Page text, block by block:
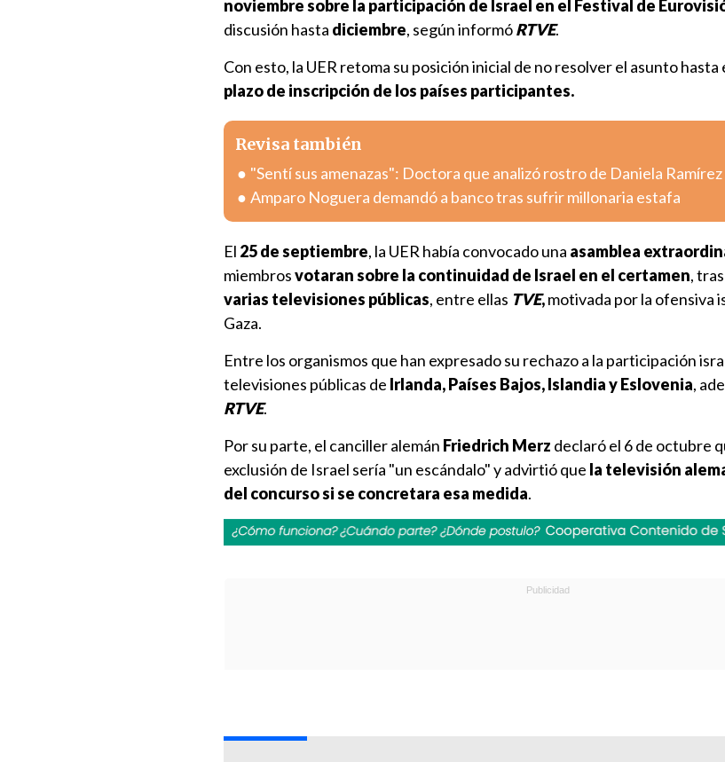
noviembre sobre la participación de Israel en el Festival de
discusión hasta diciembre, según informóRTVE.
Con esto, la UER retoma su posición inicial de no resolver el asunto hasta
plazo de inscripción de los países participantes.
Revisa también
"Sentí sus amenazas": Doctora que analizó rostro de Daniela
Amparo Noguera demandó a banco tras sufrir millonaria estafa
El 25 de septiembre, la UER había convocado una asamblea
miembrosvotaran sobre la continuidad de Israel en el certamen,
varias televisiones públicas, entre ellas TVE,motivada por la ofensiva
Gaza.
Entre los organismos que han expresado su rechazo a la participación
televisiones públicas de Irlanda, Países Bajos, Islandia y Eslovenia,
RTVE.
Por su parte, el canciller alemán Friedrich Merz declaró el 6 de octubre
exclusión de Israel sería "un escándalo" y advirtió que la televisión
del concurso si se concretara esa medida.